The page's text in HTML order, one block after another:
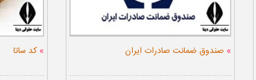
» صندوق ضمانت صادرات ایران » کد ساتا